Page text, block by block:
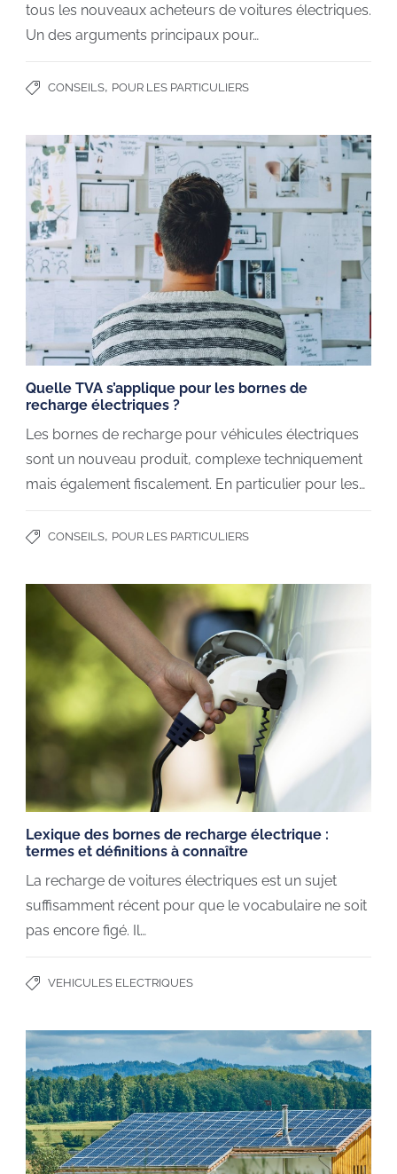
tous les nouveaux acheteurs de voitures électriques.
Un des arguments principaux pour…
CONSEILS, POUR LES PARTICULIERS
Quelle TVA s’applique pour les bornes de
recharge électriques ?
Les bornes de recharge pour véhicules électriques
sont un nouveau produit, complexe techniquement
mais également fiscalement. En particulier pour les…
CONSEILS, POUR LES PARTICULIERS
Lexique des bornes de recharge électrique :
termes et définitions à connaître
La recharge de voitures électriques est un sujet
suffisamment récent pour que le vocabulaire ne soit
pas encore figé. Il…
VEHICULES ELECTRIQUES